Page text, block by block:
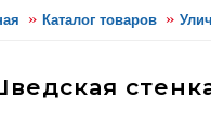
Каталог товаров